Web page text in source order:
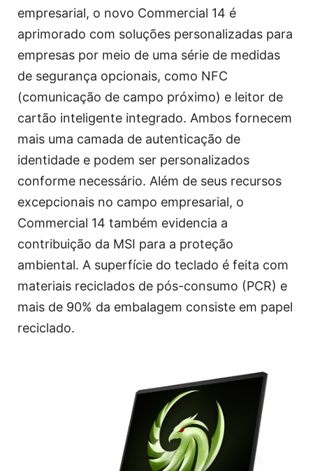
empresarial, o novo Commercial 14 é
aprimorado com soluções personalizadas para
empresas por meio de uma série de medidas
de segurança opcionais, como NFC
(comunicação de campo próximo) e leitor de
cartão inteligente integrado. Ambos fornecem
mais uma camada de autenticação de
identidade e podem ser personalizados
conforme necessário. Além de seus recursos
excepcionais no campo empresarial, o
Commercial 14 também evidencia a
contribuição da MSI para a proteção
ambiental. A superfície do teclado é feita com
materiais reciclados de pós-consumo (PCR) e
mais de 90% da embalagem consiste em papel
reciclado.